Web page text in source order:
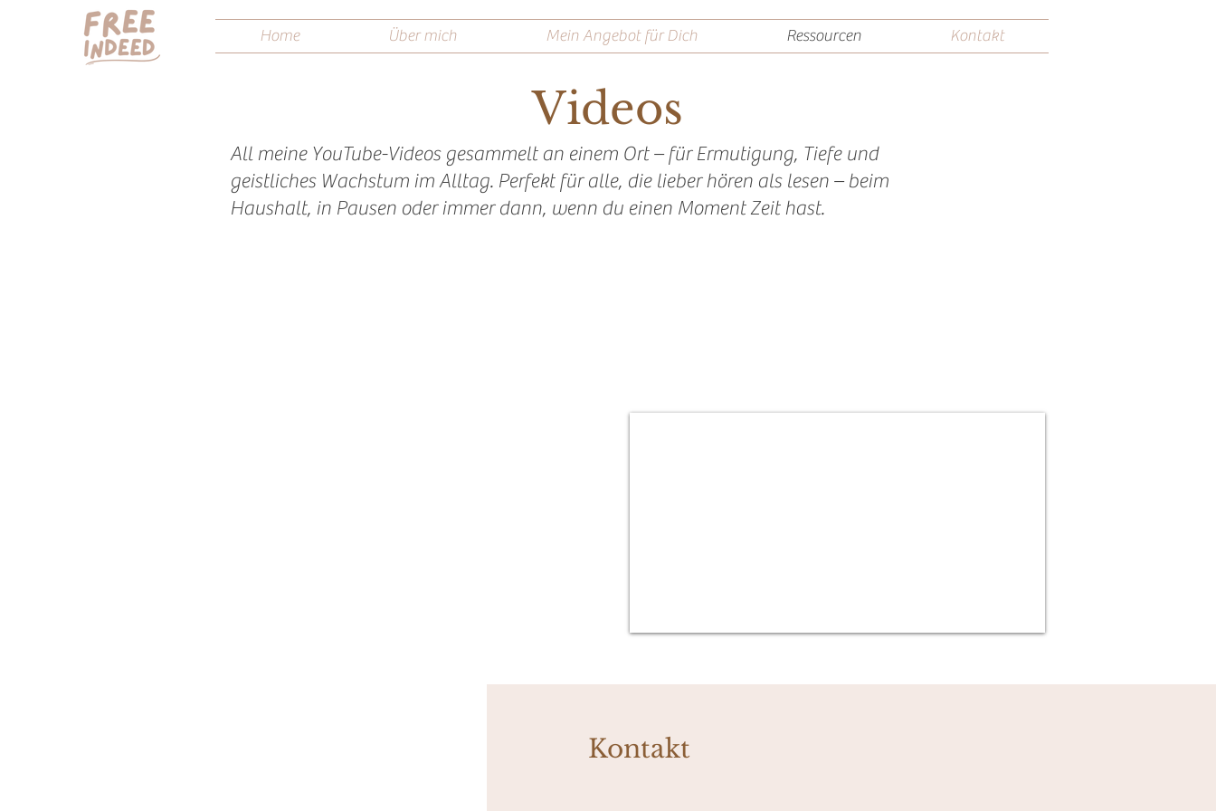
Home Über mich Mein Angebot für Dich Ressourcen Kontakt
Videos
All meine YouTube-Videos gesammelt an einem Ort – für Ermutigung, Tiefe und
geistliches Wachstum im Alltag. Perfekt für alle, die lieber hören als lesen – beim
Haushalt, in Pausen oder immer dann, wenn du einen Moment Zeit hast.
Kontakt